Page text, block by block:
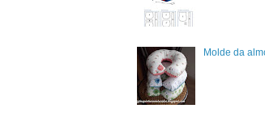
Molde da